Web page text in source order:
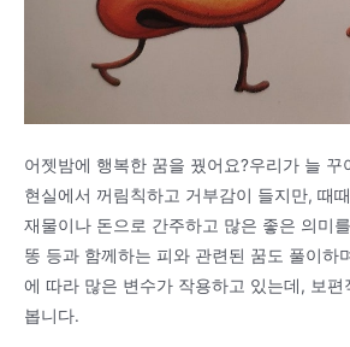
어젯밤에 행복한 꿈을 꿨어요?우리가 늘 꾸
현실에서 꺼림칙하고 거부감이 들지만, 때
재물이나 돈으로 간주하고 많은 좋은 의미
똥 등과 함께하는 피와 관련된 꿈도 풀이하
에 따라 많은 변수가 작용하고 있는데, 보편
봅니다.